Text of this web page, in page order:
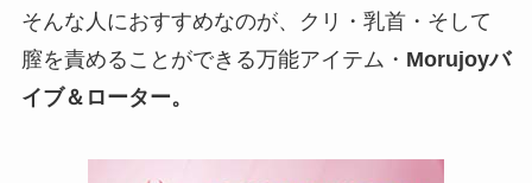
そんな人におすすめなのが、クリ・乳首・そして
膣を責めることができる万能アイテム・ Morujoyバ
イブ＆ローター。